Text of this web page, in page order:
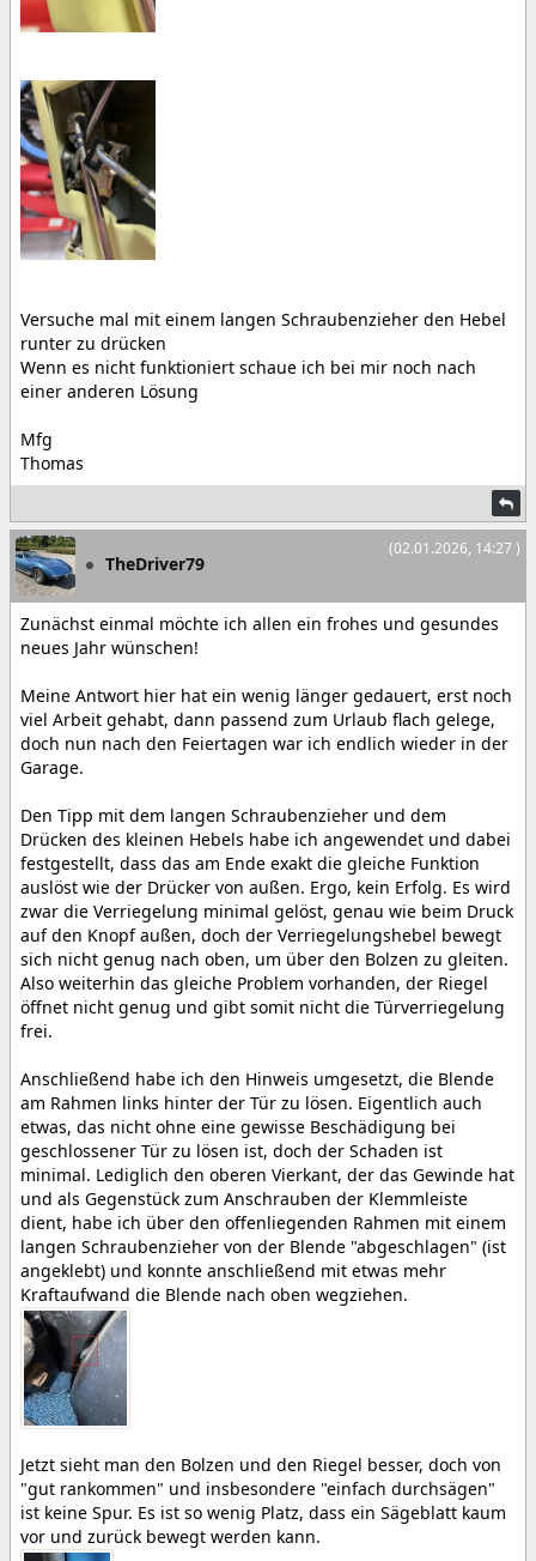
Versuche mal mit einem langen Schraubenzieher den Hebel
runter zu drücken
Wenn es nicht funktioniert schaue ich bei mir noch nach
einer anderen Lösung
Mfg
Thomas
(02.01.2026, 14:27 )
TheDriver79
Zunächst einmal möchte ich allen ein frohes und gesundes
neues Jahr wünschen!
Meine Antwort hier hat ein wenig länger gedauert, erst noch
viel Arbeit gehabt, dann passend zum Urlaub flach gelege,
doch nun nach den Feiertagen war ich endlich wieder in der
Garage.
Den Tipp mit dem langen Schraubenzieher und dem
Drücken des kleinen Hebels habe ich angewendet und dabei
festgestellt, dass das am Ende exakt die gleiche Funktion
auslöst wie der Drücker von außen. Ergo, kein Erfolg. Es wird
zwar die Verriegelung minimal gelöst, genau wie beim Druck
auf den Knopf außen, doch der Verriegelungshebel bewegt
sich nicht genug nach oben, um über den Bolzen zu gleiten.
Also weiterhin das gleiche Problem vorhanden, der Riegel
öffnet nicht genug und gibt somit nicht die Türverriegelung
frei.
Anschließend habe ich den Hinweis umgesetzt, die Blende
am Rahmen links hinter der Tür zu lösen. Eigentlich auch
etwas, das nicht ohne eine gewisse Beschädigung bei
geschlossener Tür zu lösen ist, doch der Schaden ist
minimal. Lediglich den oberen Vierkant, der das Gewinde hat
und als Gegenstück zum Anschrauben der Klemmleiste
dient, habe ich über den offenliegenden Rahmen mit einem
langen Schraubenzieher von der Blende "abgeschlagen" (ist
angeklebt) und konnte anschließend mit etwas mehr
Kraftaufwand die Blende nach oben wegziehen.
Jetzt sieht man den Bolzen und den Riegel besser, doch von
"gut rankommen" und insbesondere "einfach durchsägen"
ist keine Spur. Es ist so wenig Platz, dass ein Sägeblatt kaum
vor und zurück bewegt werden kann.